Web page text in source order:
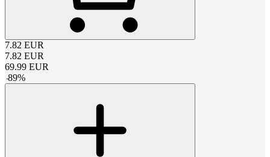
7.82 EUR
7.82 EUR
69.99 EUR
-89%